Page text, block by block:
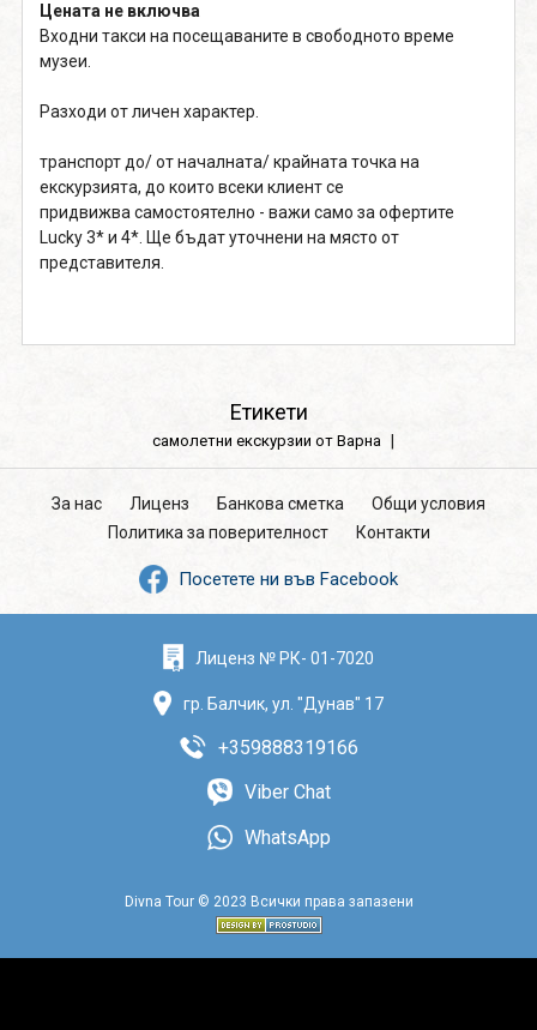
Цената не включва
Входни такси на посещаваните в свободното време
музеи.
Разходи от личен характер.
транспорт до/ от началната/ крайната точка на
екскурзията, до които всеки клиент се
придвижва самостоятелно - важи само за офертите
Lucky 3* и 4*. Ще бъдат уточнени на място от
представителя.
Етикети
самолетни екскурзии от Варна
За нас Лиценз Банкова сметка
Общи условия
Политика за поверителност
Контакти
Посетете ни във Facebook
Лиценз № РК- 01-7020
гр. Балчик, ул. "Дунав" 17
+359888319166
Viber Chat
WhatsApp
Divna Tour © 2023 Всички права запазени